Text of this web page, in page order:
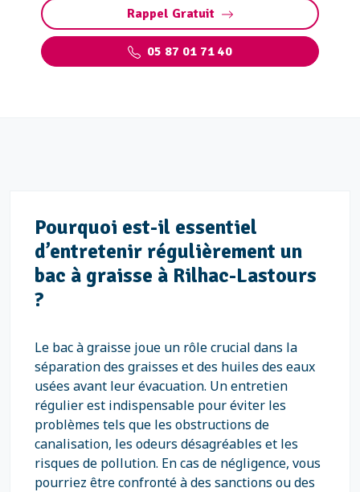
Rappel Gratuit
05 87 01 71 40
Pourquoi est-il essentiel
d’entretenir régulièrement un
bac à graisse à Rilhac-Lastours
?
Le bac à graisse joue un rôle crucial dans la
séparation des graisses et des huiles des eaux
usées avant leur évacuation. Un entretien
régulier est indispensable pour éviter les
problèmes tels que les obstructions de
canalisation, les odeurs désagréables et les
risques de pollution. En cas de négligence, vous
pourriez être confronté à des sanctions ou des